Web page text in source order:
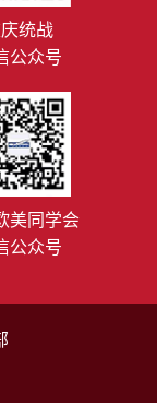
统战
公众号
美同学会
公众号